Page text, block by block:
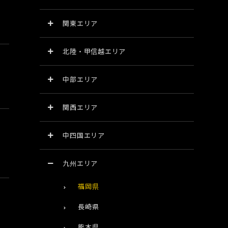
関東エリア
北陸・甲信越エリア
中部エリア
関西エリア
中四国エリア
九州エリア
福岡県
長崎県